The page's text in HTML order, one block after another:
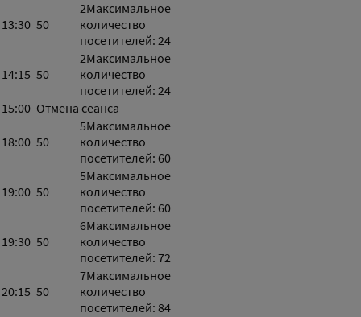
13:30 50
2Максимальное
количество
посетителей: 24
14:15 50
2Максимальное
количество
посетителей: 24
15:00 Отмена сеанса
18:00 50
5Максимальное
количество
посетителей: 60
19:00 50
5Максимальное
количество
посетителей: 60
19:30 50
6Максимальное
количество
посетителей: 72
20:15 50
7Максимальное
количество
посетителей: 84